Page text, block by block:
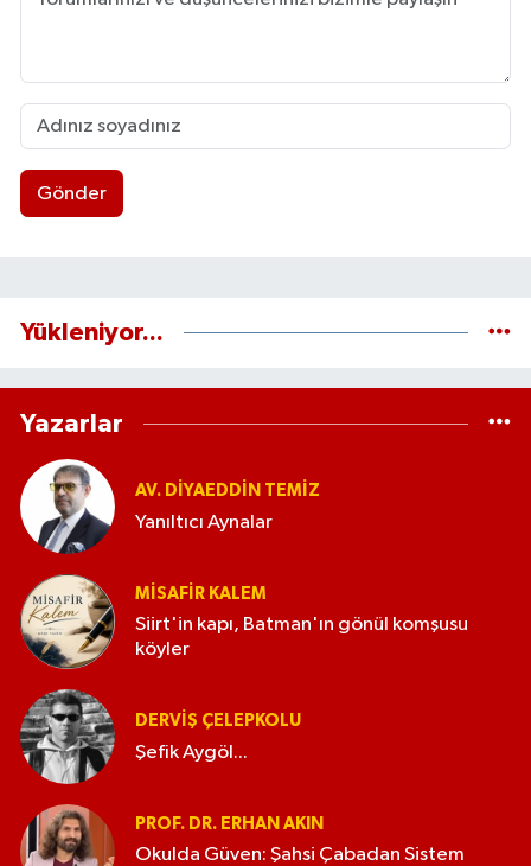
Gönder
Yükleniyor...
Yazarlar
AV. DIYAEDDIN TEMIZ
Yanıltıcı Aynalar
MISAFIR KALEM
Siirt'in kapı, Batman'ın gönül komşusu
köyler
DERVIŞ ÇELEPKOLU
Şefik Aygöl...
PROF. DR. ERHAN AKIN
Okulda Güven: Şahsi Çabadan Sistem